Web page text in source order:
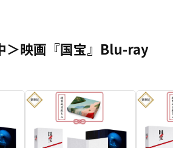
＞映画『国宝』Blu-ray